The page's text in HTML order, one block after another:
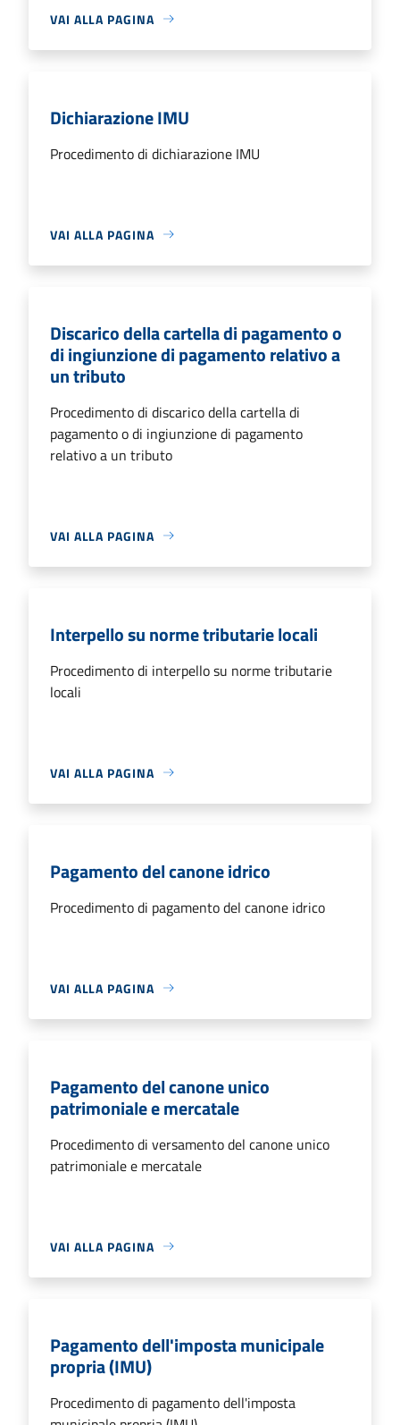
VAI ALLA PAGINA
Dichiarazione IMU
Procedimento di dichiarazione IMU
VAI ALLA PAGINA
Discarico della cartella di pagamento o
di ingiunzione di pagamento relativo a
un tributo
Procedimento di discarico della cartella di
pagamento o di ingiunzione di pagamento
relativo a un tributo
VAI ALLA PAGINA
Interpello su norme tributarie locali
Procedimento di interpello su norme tributarie
locali
VAI ALLA PAGINA
Pagamento del canone idrico
Procedimento di pagamento del canone idrico
VAI ALLA PAGINA
Pagamento del canone unico
patrimoniale e mercatale
Procedimento di versamento del canone unico
patrimoniale e mercatale
VAI ALLA PAGINA
Pagamento dell'imposta municipale
propria (IMU)
Procedimento di pagamento dell'imposta